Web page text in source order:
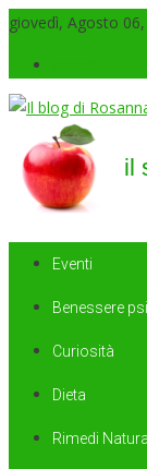
giovedì, Agosto
Il blog di Rosanna
il segreto del
Eventi
Benessere
Curiosità
Dieta
Rimedi